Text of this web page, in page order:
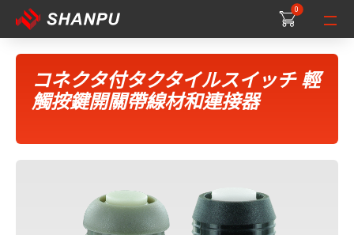
0
0
0
コネクタ付タクタイルスイッチ 輕
觸按鍵開關帶線材和連接器